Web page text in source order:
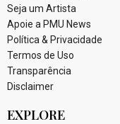
Seja um Artista
Apoie a PMU News
Política & Privacidade
Termos de Uso
Transparência
Disclaimer
EXPLORE